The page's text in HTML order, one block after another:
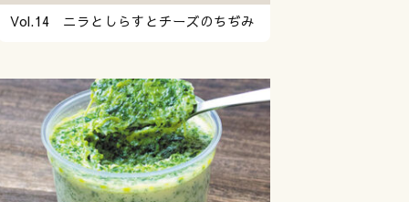
Vol.14 ニラとしらすとチーズのちぢみ